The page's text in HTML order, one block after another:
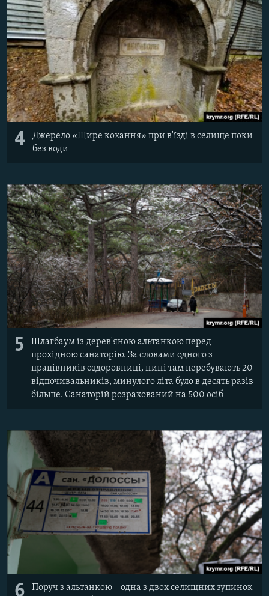
4
Джерело «Щире кохання» при в'їзді в селище поки
без води
5
Шлагбаум із дерев'яною альтанкою перед
прохідною санаторію. За словами одного з
працівників оздоровниці, нині там перебувають 20
відпочивальників, минулого літа було в десять разів
більше. Санаторій розрахований на 500 осіб
6
Поруч з альтанкою – одна з двох селищних зупинок